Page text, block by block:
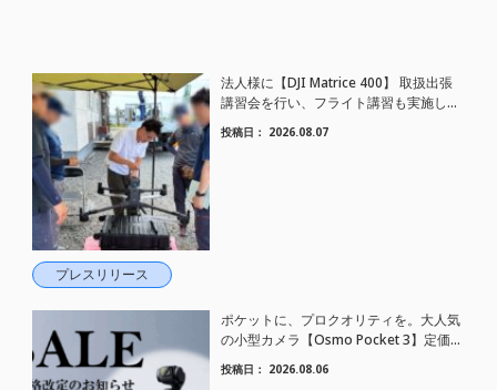
プレスリリース
法人様に【DJI Matrice 400】 取扱出張
講習会を行い、フライト講習も実施しま
した。
投稿日： 2026.08.07
ポケットに、プロクオリティを。大人気
の小型カメラ【Osmo Pocket 3】定価が
さらにお値下げされました！
投稿日： 2026.08.06